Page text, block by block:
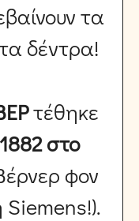
τα
δέντρα!
τέθηκε
1882 στο
φον
Siemens!).